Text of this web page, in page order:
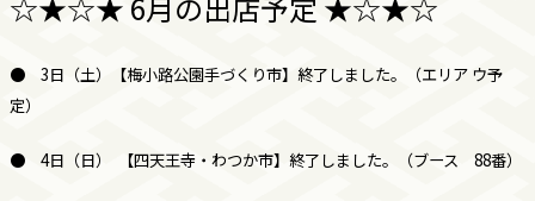
● 3日（土）【梅小路公園手づくり市】終了しました。（エリア ウ予
定）
●4日（日） 【四天王寺・わつか市】終了しました。（ブース 88番）